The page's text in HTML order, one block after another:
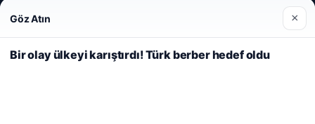
deneyiminizi kişiselleştirmek ve geliştirmek amacıyla çerezler
kullanıyoruz.Çerez Politikamız
Reddet Kabul Et
Göz Atın ×
Bir olay ülkeyi karıştırdı! Türk berber hedef oldu